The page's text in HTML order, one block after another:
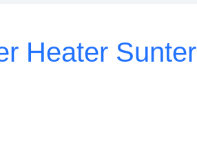
Heater Sunter